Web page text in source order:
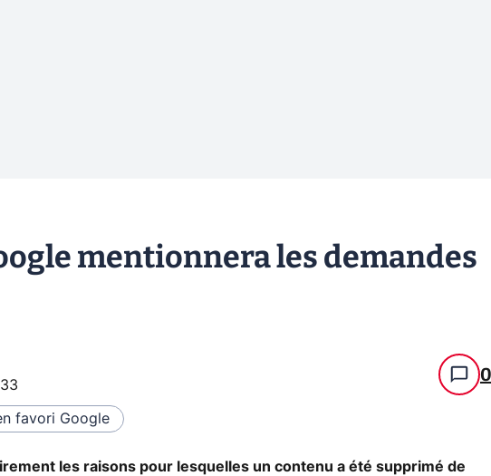
mentionnera les demandes
0
favori Google
les raisons pour lesquelles un contenu a été supprimé de